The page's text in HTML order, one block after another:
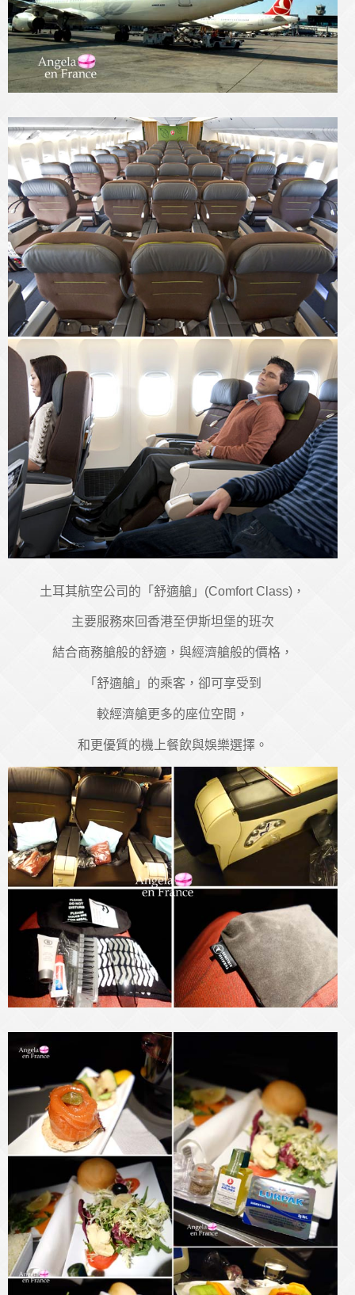
土耳其航空公司的「舒適艙」(Comfort Class)，
主要服務來回香港至伊斯坦堡的班次
結合商務艙般的舒適，與經濟艙般的價格，
「舒適艙」的乘客，卻可享受到
較經濟艙更多的座位空間，
和更優質的機上餐飲與娛樂選擇。